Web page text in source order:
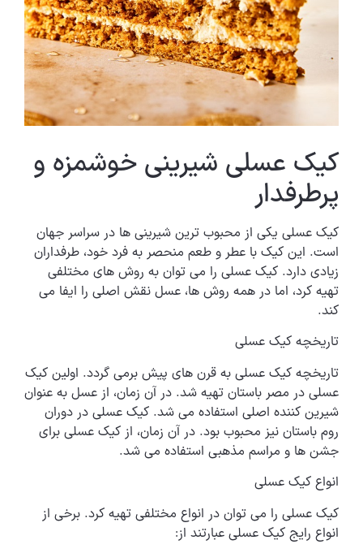
کیک عسلی شیرینی خوشمزه و
پرطرفدار
کیک عسلی یکی از محبوب ترین شیرینی ها در سراسر جهان
است. این کیک با عطر و طعم منحصر به فرد خود، طرفداران
زیادی دارد. کیک عسلی را می توان به روش های مختلفی
تهیه کرد، اما در همه روش ها، عسل نقش اصلی را ایفا می
کند.
تاریخچه کیک عسلی
تاریخچه کیک عسلی به قرن های پیش برمی گردد. اولین کیک
عسلی در مصر باستان تهیه شد. در آن زمان، از عسل به عنوان
شیرین کننده اصلی استفاده می شد. کیک عسلی در دوران
روم باستان نیز محبوب بود. در آن زمان، از کیک عسلی برای
جشن ها و مراسم مذهبی استفاده می شد.
انواع کیک عسلی
کیک عسلی را می توان در انواع مختلفی تهیه کرد. برخی از
انواع رایج کیک عسلی عبارتند از: